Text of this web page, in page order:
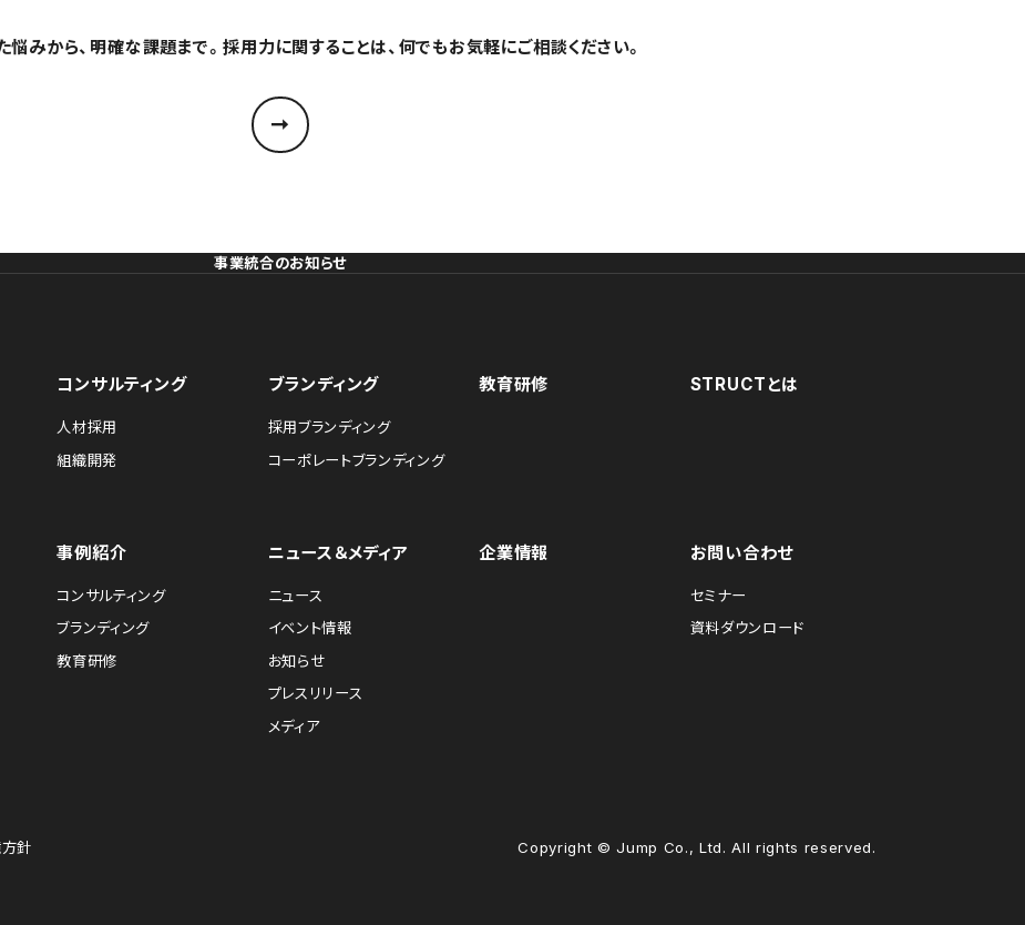
悩みから、明確な課題まで。採用力に関することは、何でもお気軽にご相談ください。
事業統合のお知らせ
コンサルティング
人材採用
組織開発
ブランディング
採用ブランディング
コーポレートブランディング
教育研修 STRUCTとは
事例紹介
コンサルティング
ブランディング
教育研修
ニュース＆メディア
ニュース
イベント情報
お知らせ
プレスリリース
メディア
企業情報 お問い合わせ
セミナー
資料ダウンロード
針 Copyright © Jump Co., Ltd. All rights reserved.